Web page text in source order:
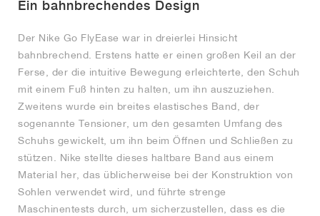
Ein bahnbrechendes Design
Der Nike Go FlyEase war in dreierlei Hinsicht
bahnbrechend. Erstens hatte er einen großen Keil an der
Ferse, der die intuitive Bewegung erleichterte, den Schuh
mit einem Fuß hinten zu halten, um ihn auszuziehen.
Zweitens wurde ein breites elastisches Band, der
sogenannte Tensioner, um den gesamten Umfang des
Schuhs gewickelt, um ihn beim Öffnen und Schließen zu
stützen. Nike stellte dieses haltbare Band aus einem
Material her, das üblicherweise bei der Konstruktion von
Sohlen verwendet wird, und führte strenge
Maschinentests durch, um sicherzustellen, dass es die